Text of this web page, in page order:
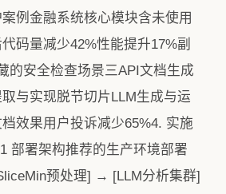
例金融系统核心模块含未使用
码量减少42%性能提升17%副
的安全检查场景三API文档生成
与实现脱节切片LLM生成与运
效果用户投诉减少65%4. 实施
部署架构推荐的生产环境部署
预处理] → [LLM分析集群]